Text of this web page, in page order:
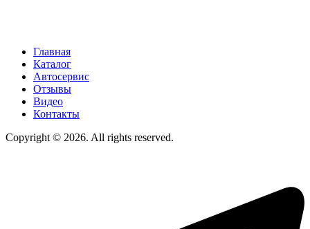
Главная
Каталог
Автосервис
Отзывы
Видео
Контакты
Copyright © 2026. All rights reserved.